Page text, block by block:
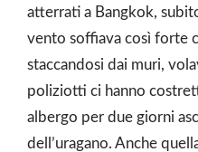
atterrati a Bangkok,
vento soffiava così forte
staccandosi dai muri,
poliziotti ci hanno
albergo per due giorni
dell’uragano. Anche